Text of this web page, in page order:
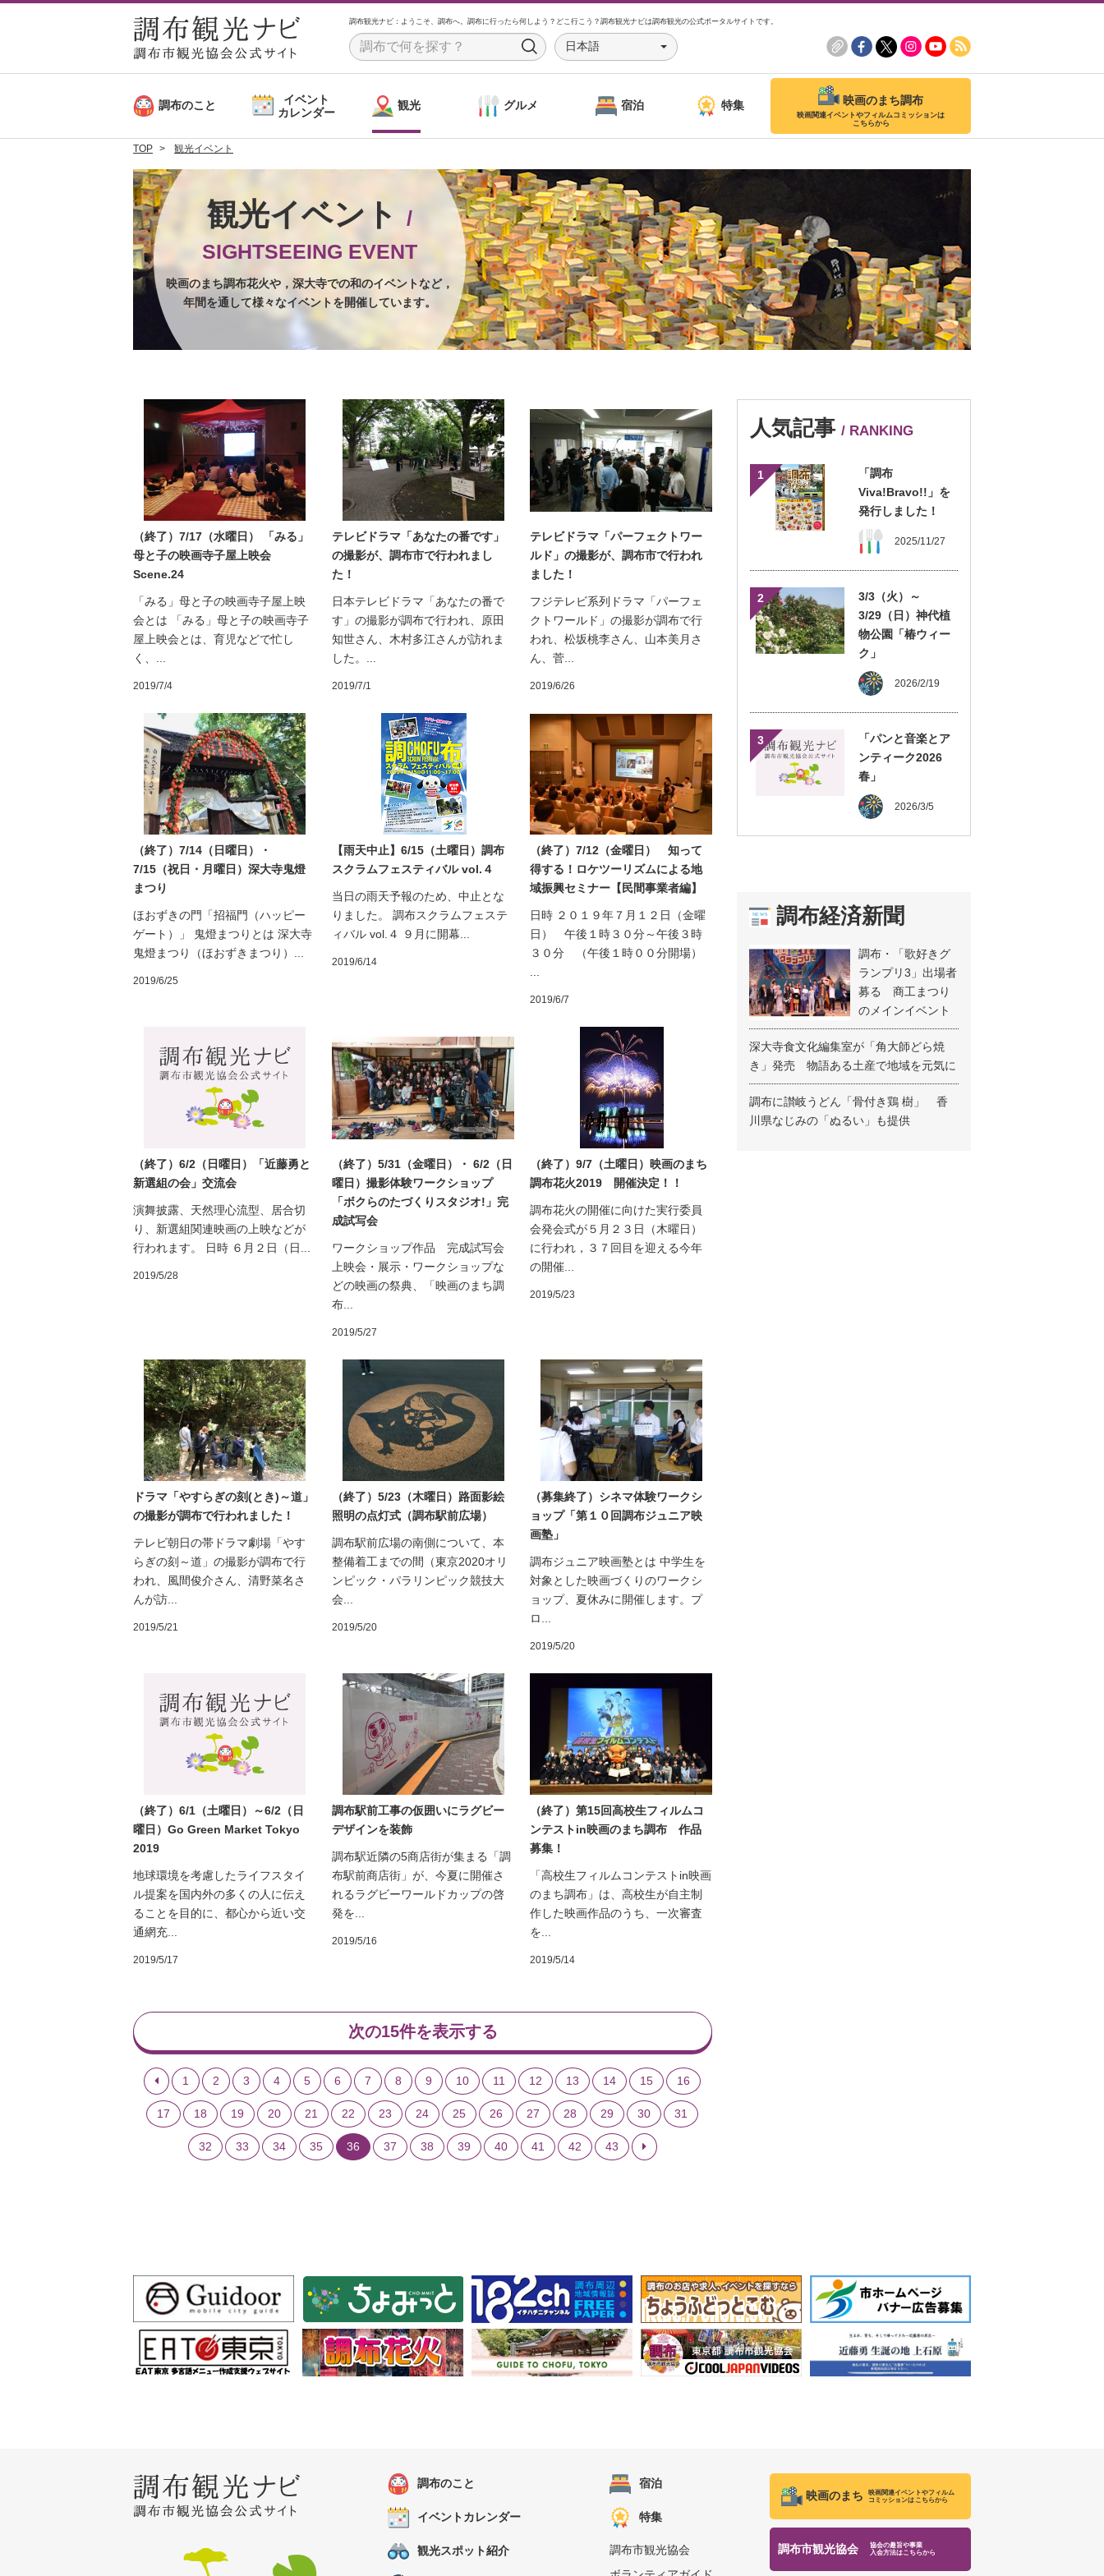
調布観光ナビ：ようこそ、調布へ。調布に行ったら何しよう？どこ行こう？調布観光ナビは調布観光の公式ポータルサイトです。
S
c
日本語
調布のこと
イベント
カレンダー
観光 グルメ 宿泊 特集 映画のまち調布
映画関連イベントやフィルムコミッションは
こちらから
TOP 観光イベント
観光イベント
/
SIGHTSEEING EVENT
映画のまち調布花火や，深大寺での和のイベントなど，
年間を通して様々なイベントを開催しています。
（終了）7/17（水曜日） 「みる」
母と子の映画寺子屋上映会
Scene.24
「みる」母と子の映画寺子屋上映
会とは 「みる」母と子の映画寺子
屋上映会とは、育児などで忙し
く、...
2019/7/4
テレビドラマ「あなたの番です」
の撮影が、調布市で行われまし
た！
日本テレビドラマ「あなたの番で
す」の撮影が調布で行われ、原田
知世さん、木村多江さんが訪れま
した。...
2019/7/1
テレビドラマ「パーフェクトワー
ルド」の撮影が、調布市で行われ
ました！
フジテレビ系列ドラマ「パーフェ
クトワールド」の撮影が調布で行
われ、松坂桃李さん、山本美月さ
ん、菅...
2019/6/26
（終了）7/14（日曜日）・
7/15（祝日・月曜日）深大寺鬼燈
まつり
ほおずきの門「招福門（ハッピー
ゲート）」 鬼燈まつりとは 深大寺
鬼燈まつり（ほおずきまつり）...
2019/6/25
【雨天中止】6/15（土曜日）調布
スクラムフェスティバル vol.４
当日の雨天予報のため、中止とな
りました。 調布スクラムフェステ
ィバル vol.４ ９月に開幕...
2019/6/14
（終了）7/12（金曜日） 知って
得する！ロケツーリズムによる地
域振興セミナー【民間事業者編】
日時 ２０１９年７月１２日（金曜
日） 午後１時３０分～午後３時
３０分 （午後１時００分開場）
2019/6/7
（終了）6/2（日曜日）「近藤勇と
新選組の会」交流会
演舞披露、天然理心流型、居合切
り、新選組関連映画の上映などが
行われます。 日時 ６月２日（日...
2019/5/28
（終了）5/31（金曜日）・ 6/2（日
曜日）撮影体験ワークショップ
「ボクらのたづくりスタジオ!」完
成試写会
ワークショップ作品 完成試写会
上映会・展示・ワークショップな
どの映画の祭典、「映画のまち調
布...
2019/5/27
（終了）9/7（土曜日）映画のまち
調布花火2019 開催決定！！
調布花火の開催に向けた実行委員
会発会式が５月２３日（木曜日）
に行われ，３７回目を迎える今年
の開催...
2019/5/23
ドラマ「やすらぎの刻(とき)～道」
の撮影が調布で行われました！
テレビ朝日の帯ドラマ劇場「やす
らぎの刻～道」の撮影が調布で行
われ、風間俊介さん、清野菜名さ
んが訪...
2019/5/21
（終了）5/23（木曜日）路面影絵
照明の点灯式（調布駅前広場）
調布駅前広場の南側について、本
整備着工までの間（東京2020オリ
ンピック・パラリンピック競技大
会...
2019/5/20
（募集終了）シネマ体験ワークシ
ョップ「第１０回調布ジュニア映
画塾」
調布ジュニア映画塾とは 中学生を
対象とした映画づくりのワークシ
ョップ、夏休みに開催します。プ
ロ...
2019/5/20
（終了）6/1（土曜日）～6/2（日
曜日）Go Green Market Tokyo
2019
地球環境を考慮したライフスタイ
ル提案を国内外の多くの人に伝え
ることを目的に、都心から近い交
通網充...
2019/5/17
調布駅前工事の仮囲いにラグビー
デザインを装飾
調布駅近隣の5商店街が集まる「調
布駅前商店街」が、今夏に開催さ
れるラグビーワールドカップの啓
発を...
2019/5/16
（終了）第15回高校生フィルムコ
ンテストin映画のまち調布 作品
募集！
「高校生フィルムコンテストin映画
のまち調布」は、高校生が自主制
作した映画作品のうち、一次審査
を...
2019/5/14
次の15件を表示する
1 2 3 4 5 6 7 8 9 10 11 12 13 14 15 16
17 18 19 20 21 22 23 24 25 26 27 28 29 30 31
32 33 34 35 36 37 38 39 40 41 42 43
人気記事 / RANKING
1
「調布
Viva!Bravo!!」を
発行しました！
2025/11/27
2
3/3（火）～
3/29（日）神代植
物公園「椿ウィー
ク」
2026/2/19
3
「パンと音楽とア
ンティーク2026
春」
2026/3/5
調布経済新聞
調布・「歌好きグ
ランプリ3」出場者
募る 商工まつり
のメインイベント
深大寺食文化編集室が「角大師どら焼
き」発売 物語ある土産で地域を元気に
調布に讃岐うどん「骨付き鶏 樹」 香
川県なじみの「ぬるい」も提供
調布のこと
イベントカレンダー
観光スポット紹介
宿泊
特集
調布市観光協会
映画のまち
映画関連イベントやフィルム
コミッションはこちらから
調布市観光協会
協会の趣旨や事業
入会方法はこちらから